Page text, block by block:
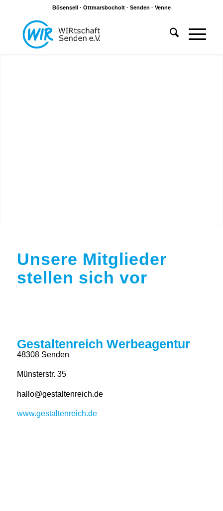
Bösensell · Ottmarsbocholt · Senden · Venne
Unsere Mitglieder
stellen sich vor
Gestaltenreich Werbeagentur
48308 Senden
Münsterstr. 35
hallo@gestaltenreich.de
www.gestaltenreich.de